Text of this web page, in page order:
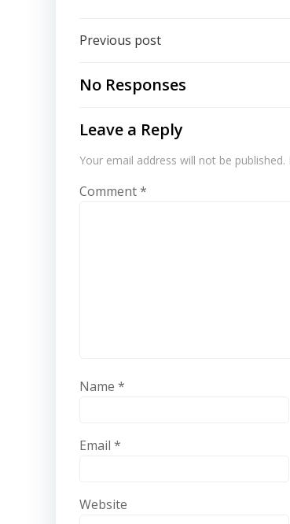
Post
navigation
Previous post
No Responses
Leave a Reply
Your email address will not be published.
Comment*
Name *
Email *
Website